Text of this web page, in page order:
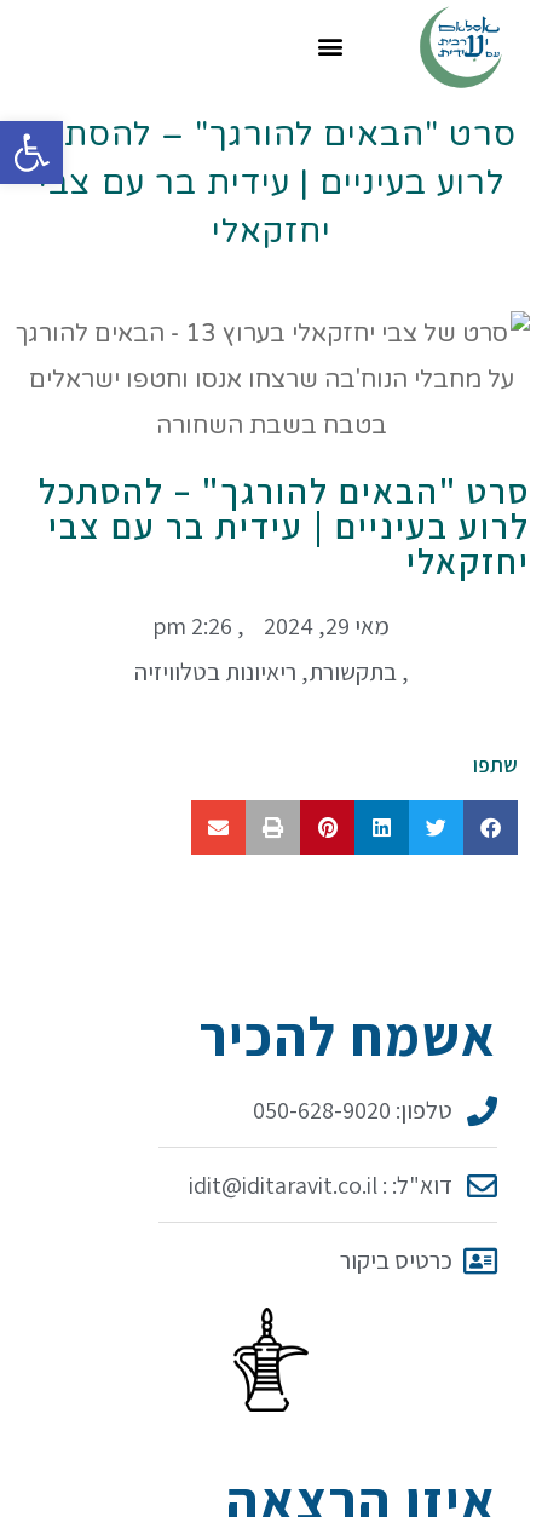
סרט "הבאים להורגך" – להסתכל
לרוע בעיניים | עידית בר עם צבי
יחזקאלי
סרט "הבאים להורגך" – להסתכל
לרוע בעיניים | עידית בר עם צבי
יחזקאלי
מאי 29, 2024 ,
2:26 pm
, בתקשורת, ריאיונות בטלוויזיה
שתפו
איזו הרצאה
אשמח להכיר
טלפון: 050-628-9020
דוא"ל: : idit@iditaravit.co.il
כרטיס ביקור